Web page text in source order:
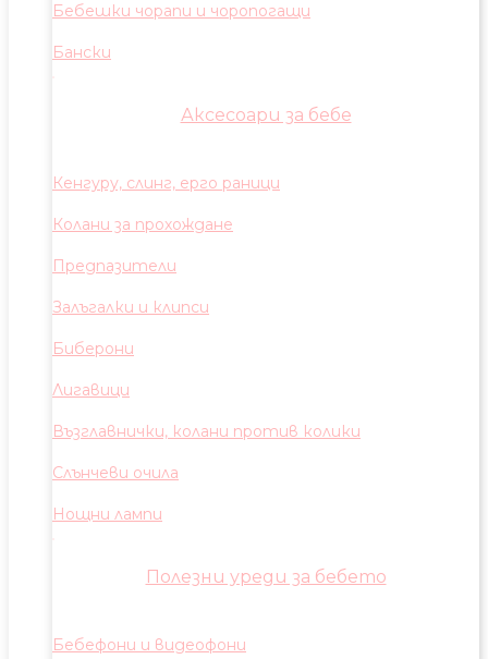
Бебешки чорапи и чоропогащи
Бански
Аксесоари за бебе
Кенгуру, слинг, ерго раници
Колани за прохождане
Предпазители
Залъгалки и клипси
Биберони
Лигавици
Възглавнички, колани против колики
Слънчеви очила
Нощни лампи
Полезни уреди за бебето
Бебефони и видеофони